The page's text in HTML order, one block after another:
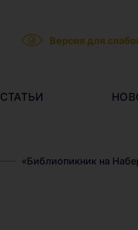
Версия для
СТАТЬИ
«Библиопикник на